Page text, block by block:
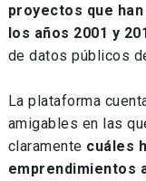
proyectos que
los años 2001 y
de datos públicos
La plataforma
amigables en las
claramente cuáles
emprendimientos